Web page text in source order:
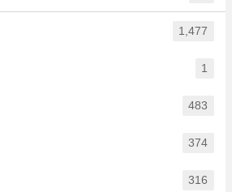
1,477
1
483
374
316